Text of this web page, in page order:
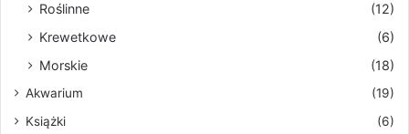
Roślinne
(12)
Krewetkowe
(6)
Morskie
(18)
Akwarium
(19)
Książki
(6)